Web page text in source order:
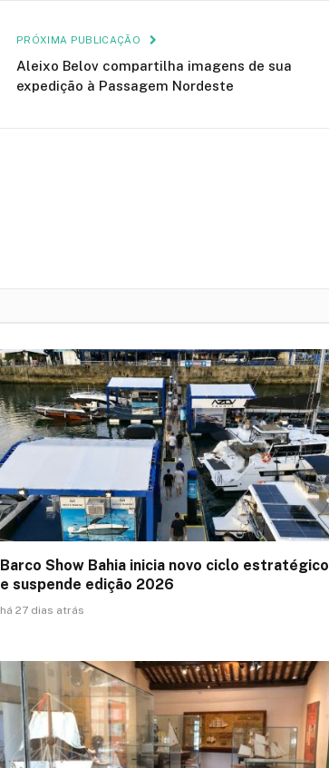
PRÓXIMA PUBLICAÇÃO
Aleixo Belov compartilha imagens de sua
expedição à Passagem Nordeste
Barco Show Bahia inicia novo ciclo estratégico
e suspende edição 2026
há 27 dias atrás